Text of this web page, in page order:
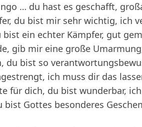
… du hast es geschafft,
du bist mir sehr wichtig, ich
ein echter Kämpfer, gut
gib mir eine große
du bist so
ich muss dir das
für dich, du bist wunderbar,
bist Gottes besonderes